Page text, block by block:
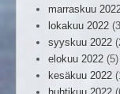
marraskuu
lokakuu 2022
syyskuu 2022
elokuu 2022 (5)
kesäkuu 2022